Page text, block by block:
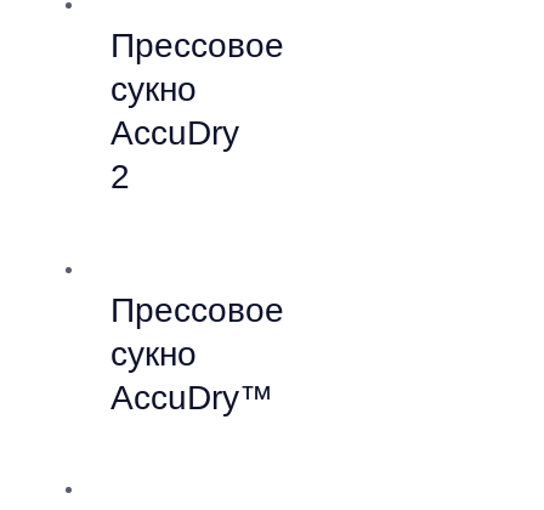
Прессовое
сукно
AccuDry
2
Прессовое
сукно
AccuDry™